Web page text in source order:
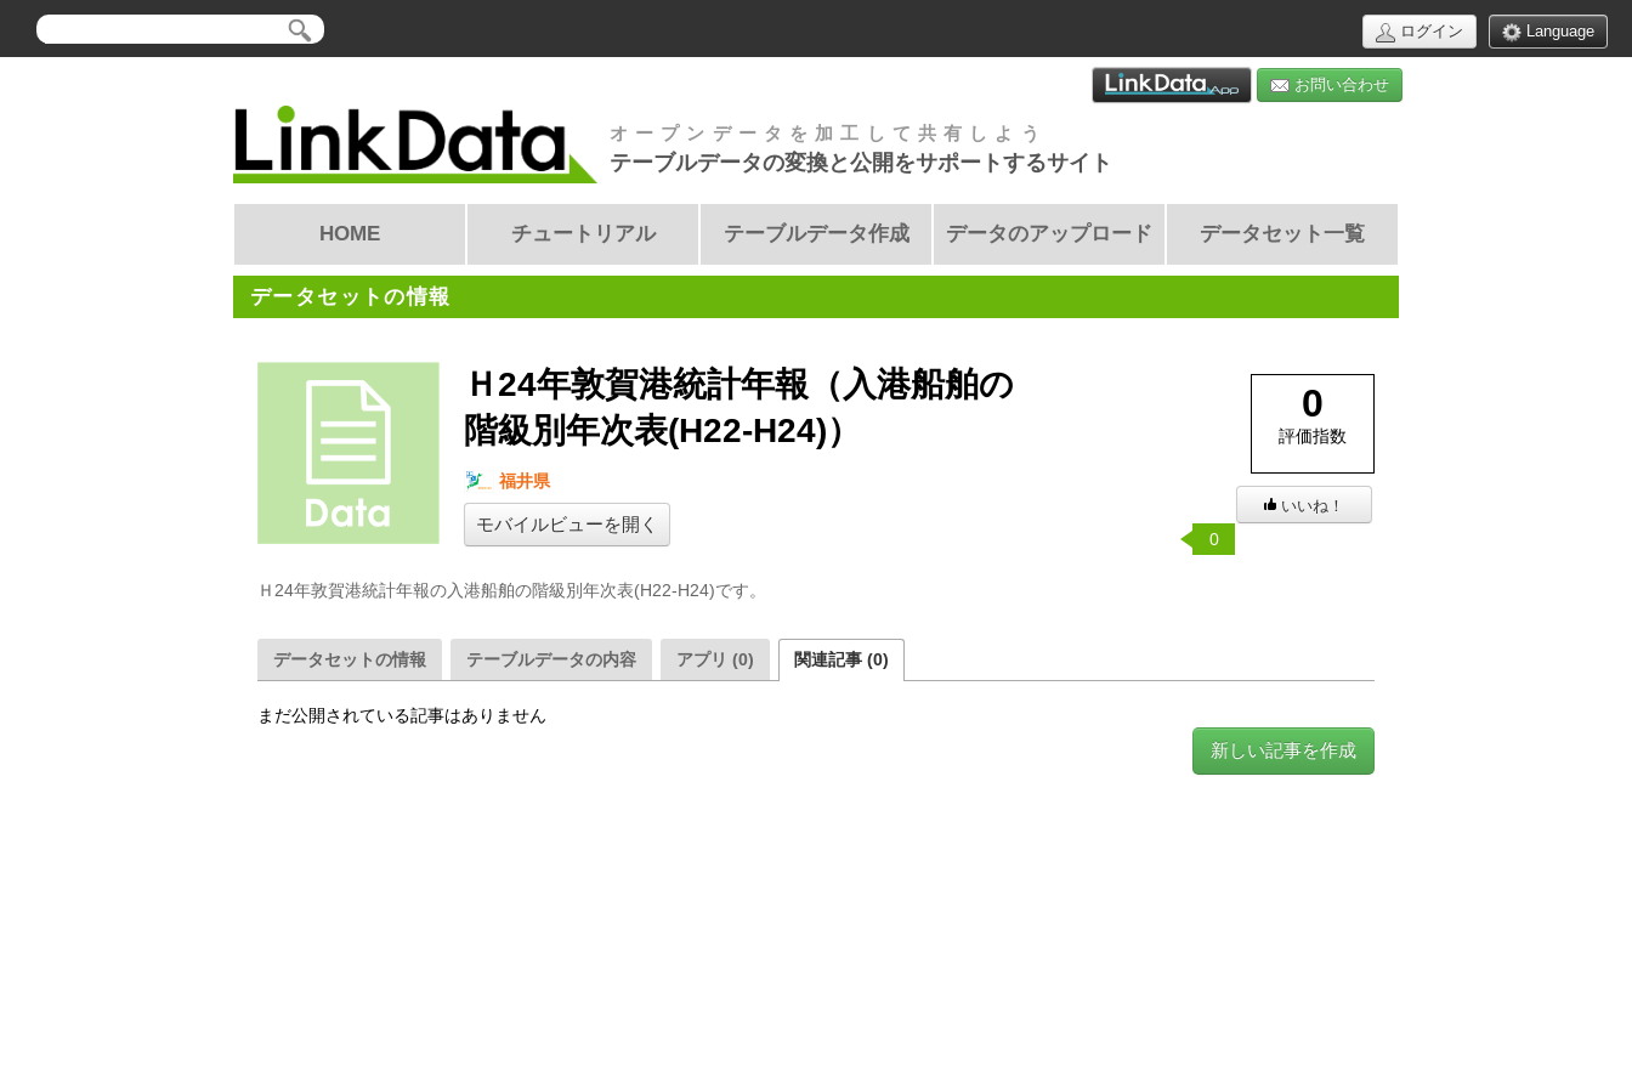
Language
ログイン
お問い合わせ
オープンデータを加工して共有しよう
テーブルデータの変換と公開をサポートするサイト
HOME チュートリアル テーブルデータ作成 データのアップロード データセット一覧
データセットの情報
Ｈ24年敦賀港統計年報（入港船舶の
階級別年次表(H22-H24)）
福井県
モバイルビューを開く
Ｈ24年敦賀港統計年報の入港船舶の階級別年次表(H22-H24)です。
0
評価指数
いいね！
0
データセットの情報 テーブルデータの内容 アプリ (0) 関連記事 (0)
まだ公開されている記事はありません
新しい記事を作成